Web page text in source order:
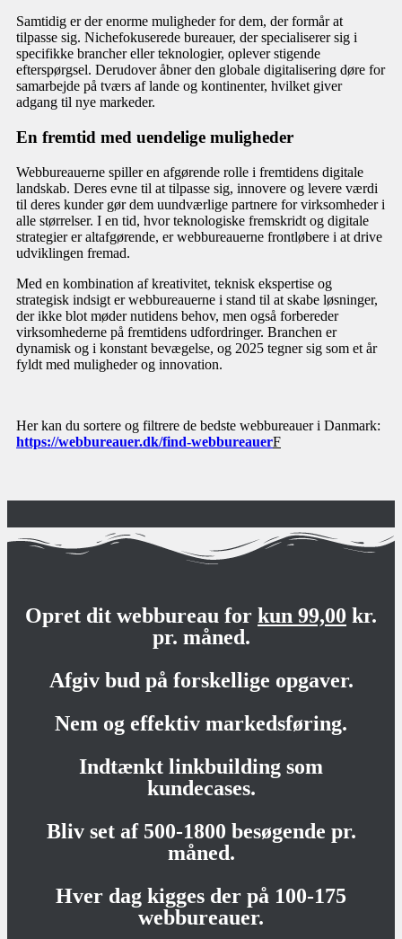
Samtidig er der enorme muligheder for dem, der formår at
tilpasse sig. Nichefokuserede bureauer, der specialiserer sig i
specifikke brancher eller teknologier, oplever stigende
efterspørgsel. Derudover åbner den globale digitalisering døre for
samarbejde på tværs af lande og kontinenter, hvilket giver
adgang til nye markeder.
En fremtid med uendelige muligheder
Webbureauerne spiller en afgørende rolle i fremtidens digitale
landskab. Deres evne til at tilpasse sig, innovere og levere værdi
til deres kunder gør dem uundværlige partnere for virksomheder i
alle størrelser. I en tid, hvor teknologiske fremskridt og digitale
strategier er altafgørende, er webbureauerne frontløbere i at drive
udviklingen fremad.
Med en kombination af kreativitet, teknisk ekspertise og
strategisk indsigt er webbureauerne i stand til at skabe løsninger,
der ikke blot møder nutidens behov, men også forbereder
virksomhederne på fremtidens udfordringer. Branchen er
dynamisk og i konstant bevægelse, og 2025 tegner sig som et år
fyldt med muligheder og innovation.
Her kan du sortere og filtrere de bedste webbureauer i Danmark:
https://webbureauer.dk/find-webbureauerF
Opret dit webbureau for kun 99,00 kr.
pr. måned.
Afgiv bud på forskellige opgaver.
Nem og effektiv markedsføring.
Indtænkt linkbuilding som
kundecases.
Bliv set af 500-1800 besøgende pr.
måned.
Hver dag kigges der på 100-175
webbureauer.